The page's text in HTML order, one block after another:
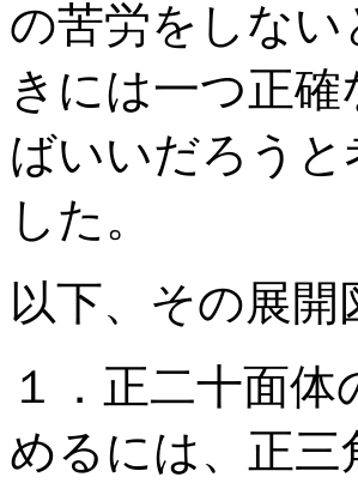
の苦労をしな
きには一つ正
ばいいだろう
した。
以下、その展
１．正二十面
めるには、正